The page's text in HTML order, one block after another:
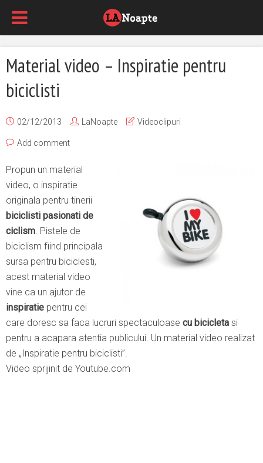
Material video – Inspiratie pentru
biciclisti
02/12/2013 LaNoapte Videoclipuri
Add comment
Propun un material
video, o inspiratie
originala pentru tinerii
biciclisti pasionati de
ciclism. Pistele de
biciclism fiind principala
sursa pentru biciclesti,
acest material video
vine ca un ajutor de
inspiratie pentru cei
care doresc sa faca lucruri spectaculoase cu bicicleta si
pentru a acapara atentia publicului. Un material video realizat
de „Inspiratie pentru biciclisti”.
Video sprijinit de Youtube.com